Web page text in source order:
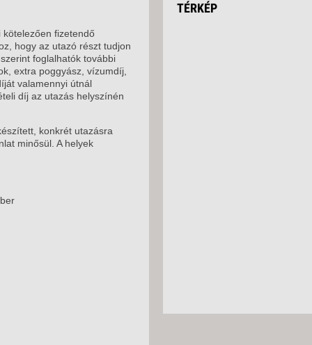
kötelezően fizetendő
hogy az utazó részt tudjon
foglalhatók további
extra poggyász, vízumdíj,
valamennyi útnál
díj az utazás helyszínén
konkrét utazásra
minősül. A helyek
TÉRKÉP